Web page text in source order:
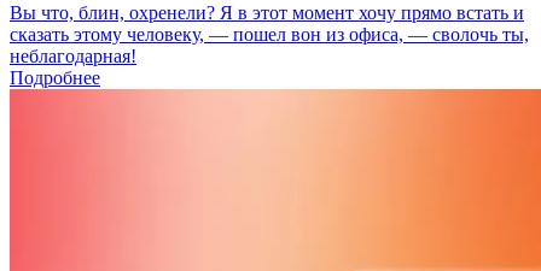
Вы что, блин, охренели? Я в этот момент хочу прямо встать и
сказать этому человеку, — пошел вон из офиса, — сволочь ты,
неблагодарная!
Подробнее